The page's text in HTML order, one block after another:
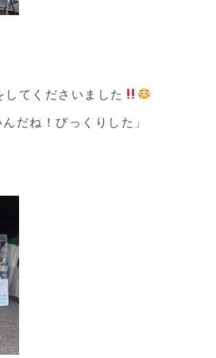
てくださいました
だね！びっくりした」